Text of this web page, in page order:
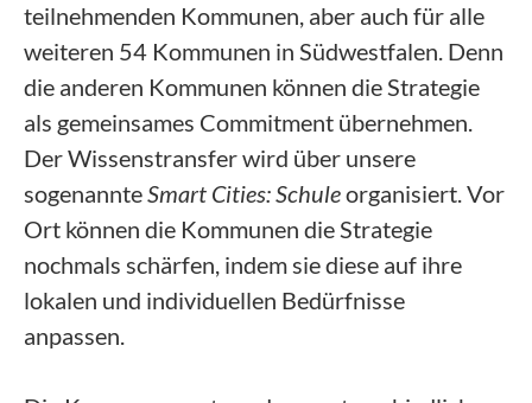
teilnehmenden Kommunen, aber auch für alle
weiteren 54 Kommunen in Südwestfalen. Denn
die anderen Kommunen können die Strategie
als gemeinsames Commitment übernehmen.
Der Wissenstransfer wird über unsere
sogenannteSmart Cities: Schuleorganisiert. Vor
Ort können die Kommunen die Strategie
nochmals schärfen, indem sie diese auf ihre
lokalen und individuellen Bedürfnisse
anpassen.